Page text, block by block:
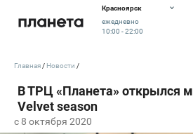
Красноярск
ежедневно
10:00 - 22:00
c 8 октября 2020
Главная Новости